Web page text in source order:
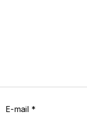
E-mail *